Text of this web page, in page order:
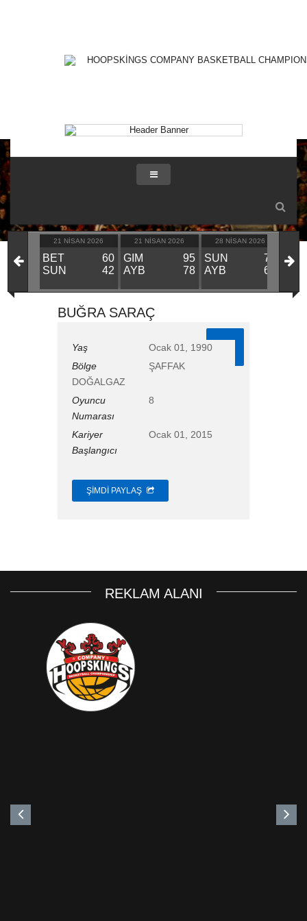
21 NISAN 2026
BET
60
SUN
42
21 NISAN 2026
GIM
95
AYB
78
28 NISAN 2026
SUN
70
AYB
66
GIM
BET
BUĞRA SARAÇ
Yaş
Ocak 01, 1990
Bölge
ŞAFFAK
DOĞALGAZ
Oyuncu
Numarası
8
Kariyer
Başlangıcı
Ocak 01, 2015
ŞIMDI PAYLAŞ
REKLAM ALANI